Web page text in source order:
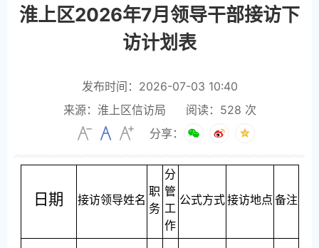
淮上区2026年7月领导干部接访下
访计划表
发布时间：2026-07-03 10:40
来源：淮上区信访局
阅读： 528 次
分享：
日期 接访领导姓名
职
务
分
管
工
作
公式方式 接访地点 备注